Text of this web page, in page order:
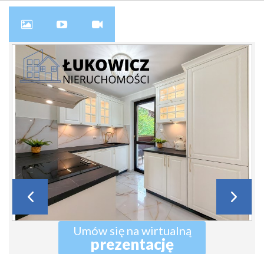
Umów się na wirtualną
prezentację